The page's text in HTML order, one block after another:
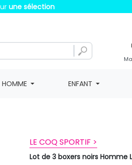
une sélection
HOMME ENFANT
LE COQ SPORTIF >
Lot de 3 boxers noirs Homme